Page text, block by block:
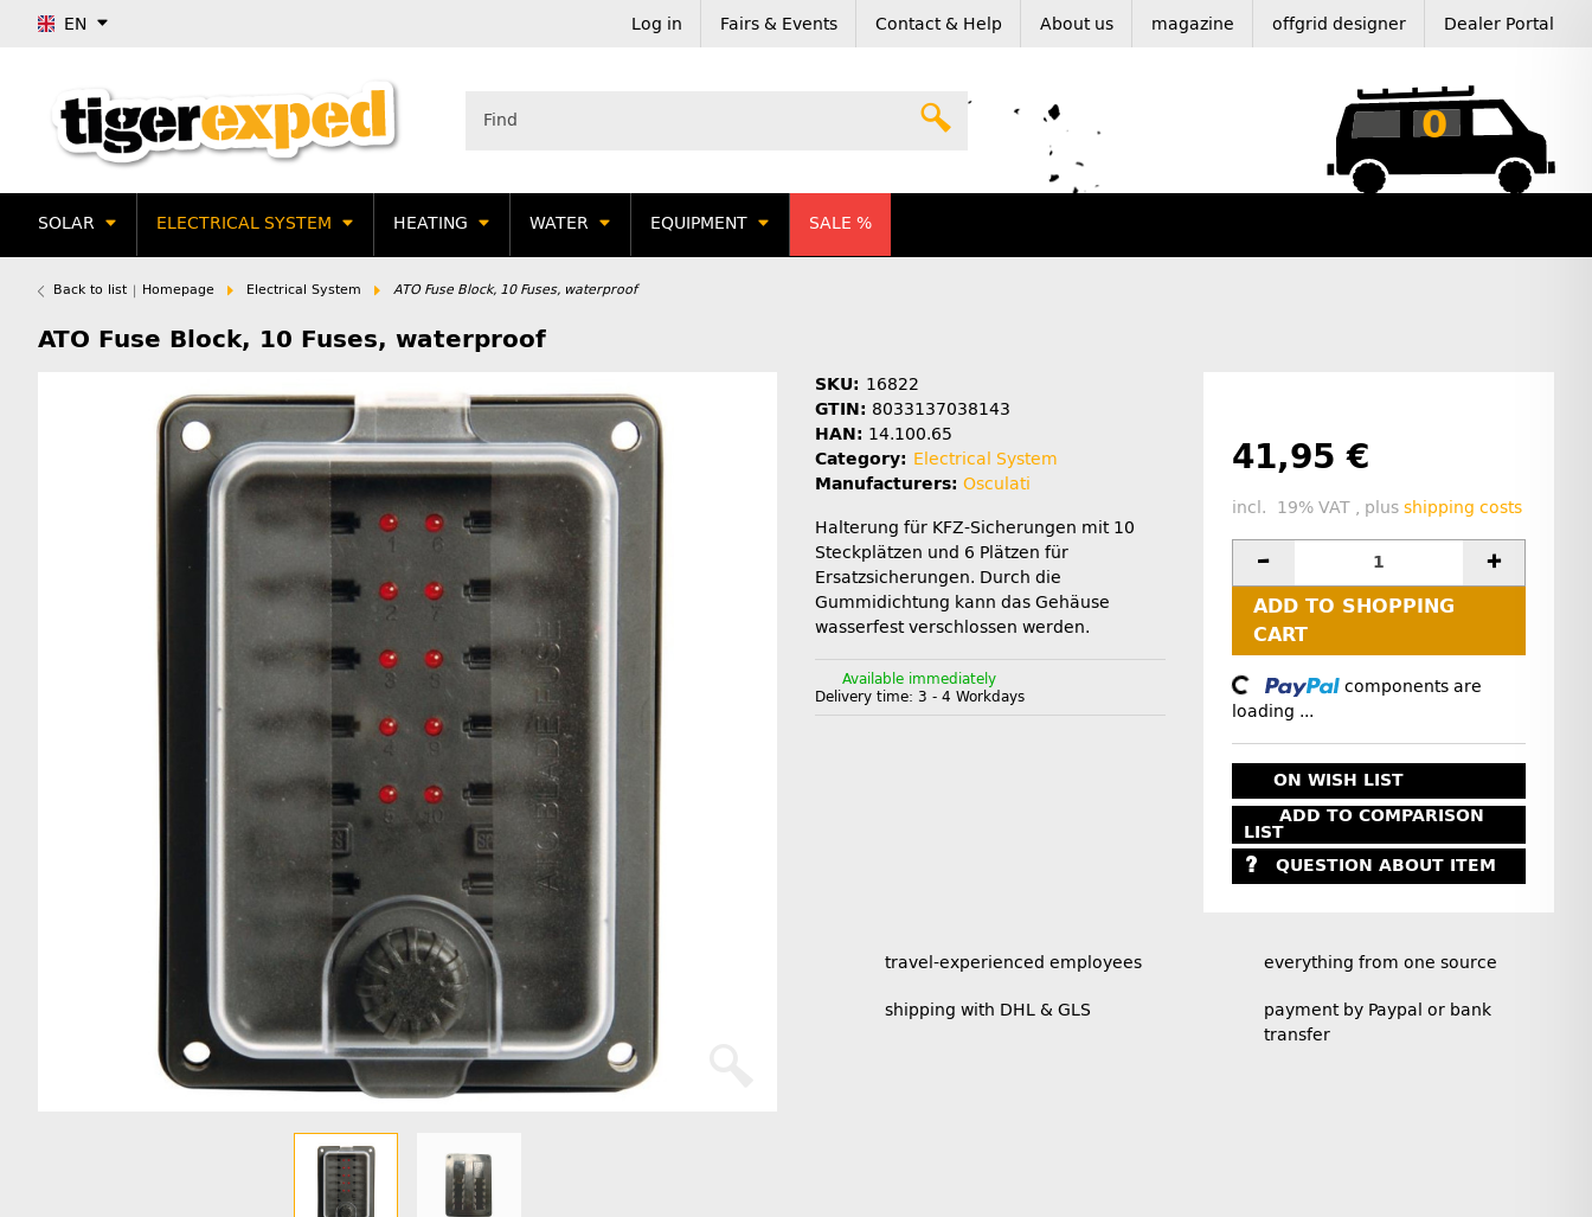
EN Log in Fairs & Events Contact & Help About us magazine offgrid designer Dealer Portal
0
SOLAR ELECTRICAL SYSTEM HEATING WATER EQUIPMENT SALE %
Back to list Homepage Electrical System ATO Fuse Block, 10 Fuses, waterproof
ATO Fuse Block, 10 Fuses, waterproof
SKU: 16822
GTIN: 8033137038143
HAN: 14.100.65
Category: Electrical System
Manufacturers: Osculati
Halterung für KFZ-Sicherungen mit 10
Steckplätzen und 6 Plätzen für
Ersatzsicherungen. Durch die
Gummidichtung kann das Gehäuse
wasserfest verschlossen werden.
Available immediately
Delivery time: 3 - 4 Workdays
41,95 €
incl. 19% VAT , plus shipping costs
ADD TO SHOPPING
CART
Loading...
components are
loading ...
ON WISH LIST
ADD TO COMPARISON
LIST
QUESTION ABOUT ITEM
travel-experienced employees
shipping with DHL & GLS
everything from one source
payment by Paypal or bank
transfer